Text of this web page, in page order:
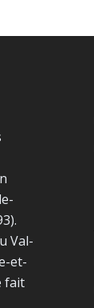
Val-
et-
fait